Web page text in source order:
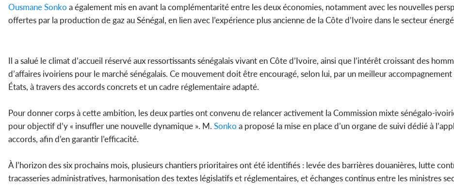
OusmaneSonko a également mis en avant la complémentarité entre les deux économies, notamment avec les nouvelles
offertes par la production de gaz au Sénégal, en lien avec l’expérience plus ancienne de la Côte d’Ivoire dans le secteur
Il a salué le climat d’accueil réservé aux ressortissants sénégalais vivant en Côte d’Ivoire, ainsi que l’intérêt croissant des
d’affaires ivoiriens pour le marché sénégalais. Ce mouvement doit être encouragé, selon lui, par un meilleur
États, à travers des accords concrets et un cadre réglementaire adapté.
Pour donner corps à cette ambition, les deux parties ont convenu de relancer activement la Commission mixte sénégalo-
pour objectif d’y « insuffler une nouvelle dynamique ». M. Sonko a proposé la mise en place d’un organe de suivi dédié à
accords, afin d’en garantir l’efficacité.
À l’horizon des six prochains mois, plusieurs chantiers prioritaires ont été identifiés : levée des barrières douanières, lutte
tracasseries administratives, harmonisation des textes législatifs et réglementaires, et échanges continus entre les ministres